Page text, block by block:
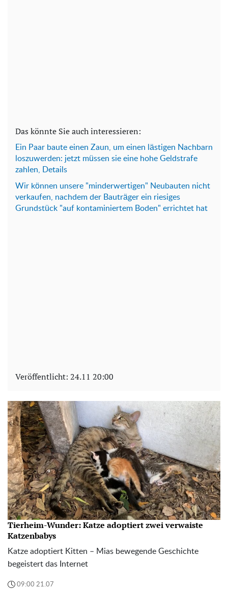
Das könnte Sie auch interessieren:
Ein Paar baute einen Zaun, um einen lästigen Nachbarn
loszuwerden: jetzt müssen sie eine hohe Geldstrafe
zahlen, Details
Wir können unsere "minderwertigen" Neubauten nicht
verkaufen, nachdem der Bauträger ein riesiges
Grundstück "auf kontaminiertem Boden" errichtet hat
Veröffentlicht: 24.11 20:00
Tierheim-Wunder: Katze adoptiert zwei verwaiste
Katzenbabys
Katze adoptiert Kitten – Mias bewegende Geschichte
begeistert das Internet
09:00 21.07